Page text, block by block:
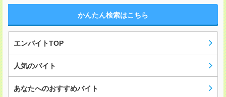
かんたん検索はこちら
エンバイトTOP
人気のバイト
あなたへのおすすめバイト